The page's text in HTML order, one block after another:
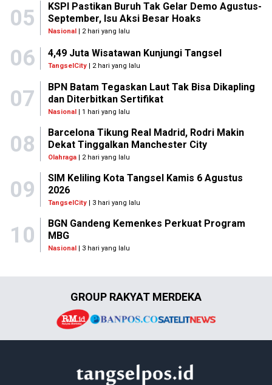
05
KSPI Pastikan Buruh Tak Gelar Demo Agustus-
September, Isu Aksi Besar Hoaks
Nasional| 2 hari yang lalu
06 4,49 Juta Wisatawan Kunjungi Tangsel
TangselCity | 2 hari yang lalu
07
BPN Batam Tegaskan Laut Tak Bisa Dikapling
dan Diterbitkan Sertifikat
Nasional| 1 hari yang lalu
08
Barcelona Tikung Real Madrid, Rodri Makin
Dekat Tinggalkan Manchester City
Olahraga| 2 hari yang lalu
09
SIM Keliling Kota Tangsel Kamis 6 Agustus
2026
TangselCity| 3 hari yang lalu
10
BGN Gandeng Kemenkes Perkuat Program
MBG
Nasional| 3 hari yang lalu
GROUP RAKYAT MERDEKA